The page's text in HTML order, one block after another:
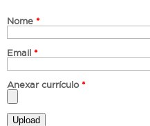
Nome *
Email *
Anexar currículo *